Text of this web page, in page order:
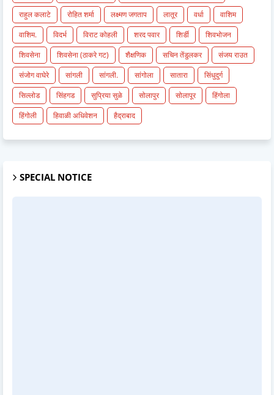
राहुल कलाटे रोहित शर्मा लक्ष्मण जगताप लातूर वर्धा
वाशिम
वाशिम.
विदर्भ विराट कोहली शरद पवार शिर्डी
शिवभोजन
शिवसेना
शिवसेना (ठाकरे गट) शैक्षणिक सचिन तेंडुलकर
संजय राउत
संजोग वाघेरे
सांगली सांगली. सांगोला सातारा
सिंधुदुर्ग
सिल्लोड
सिंहगड सुप्रिया सुळे सोलापुर सोलापूर
हिंगोला
हिंगोली
हिवाळी अधिवेशन हैद्राबाद
SPECIAL NOTICE